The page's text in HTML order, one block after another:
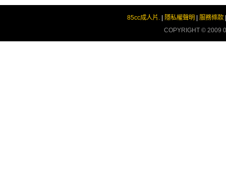
85cc成人片. 隱私權聲明 服務條款
COPYRIGHT © 2009